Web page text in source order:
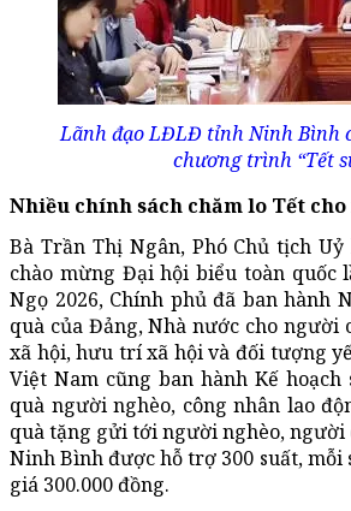
Lãnh đạo LĐLĐ tỉnh Ninh Bình
chương trình “Tết
Nhiều chính sách chăm lo Tết
Bà Trần Thị Ngân, Phó Chủ tịch
chào mừng Đại hội biểu toàn quốc
Ngọ 2026, Chính phủ đã ban hành
quà của Đảng, Nhà nước cho người
xã hội, hưu trí xã hội và đối tượng
Việt Nam cũng ban hành Kế
quà người nghèo, công nhân lao
quà tặng gửi tới người nghèo, người
Ninh Bình được hỗ trợ 300 suất,
giá 300.000 đồng.